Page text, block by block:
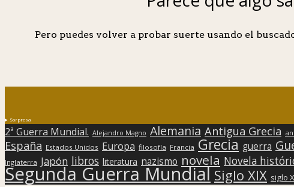
Pero puedes volver a probar suerte usando el
Sorpresa
2ª Guerra Mundial. Alejandro Magno Alemania Antigua Grecia
España Estados Unidos Europa filosofía Francia Grecia guerra
Inglaterra Japón libros literatura nazismo novela Novela
Segunda Guerra Mundial Siglo XIX siglo